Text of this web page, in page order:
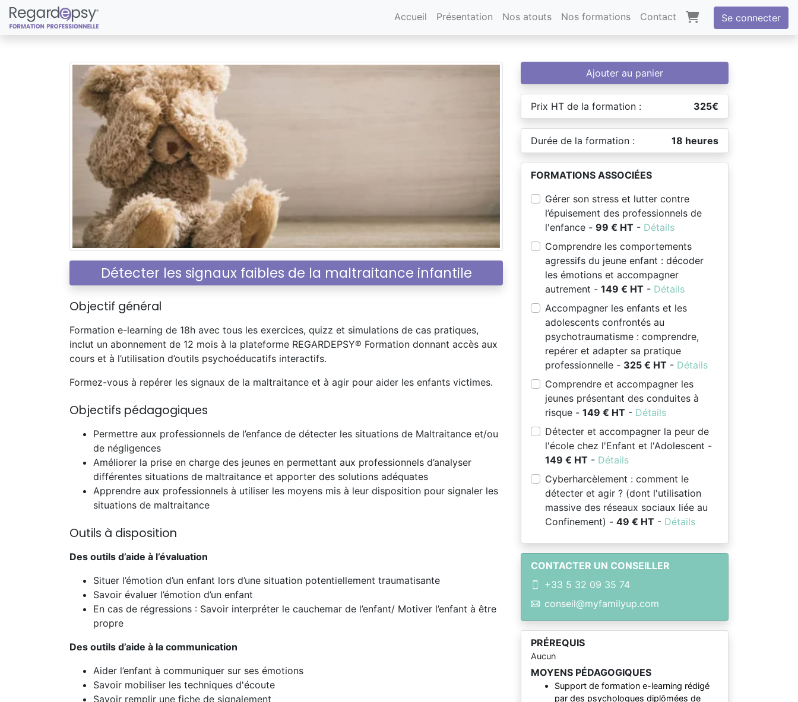
Accueil Présentation Nos atouts Nos formations Contact Se connecter
Détecter les signaux faibles de la maltraitance infantile
Objectif général
Formation e-learning de 18h avec tous les exercices, quizz et simulations de cas pratiques,
inclut un abonnement de 12 mois à la plateforme REGARDEPSY® Formation donnant accès aux
cours et à l’utilisation d’outils psychoéducatifs interactifs.
Formez-vous à repérer les signaux de la maltraitance et à agir pour aider les enfants victimes.
Objectifs pédagogiques
Permettre aux professionnels de l’enfance de détecter les situations de Maltraitance et/ou
de négligences
Améliorer la prise en charge des jeunes en permettant aux professionnels d’analyser
différentes situations de maltraitance et apporter des solutions adéquates
Apprendre aux professionnels à utiliser les moyens mis à leur disposition pour signaler les
situations de maltraitance
Outils à disposition
Des outils d’aide à l’évaluation
Situer l’émotion d’un enfant lors d’une situation potentiellement traumatisante
Savoir évaluer l’émotion d’un enfant
En cas de régressions : Savoir interpréter le cauchemar de l’enfant/ Motiver l’enfant à être
propre
Des outils d’aide à la communication
Aider l’enfant à communiquer sur ses émotions
Savoir mobiliser les techniques d'écoute
Savoir remplir une fiche de signalement
Ajouter au panier
Prix HT de la formation : 325€
Durée de la formation : 18 heures
FORMATIONS ASSOCIÉES
Gérer son stress et lutter contre
l’épuisement des professionnels de
l'enfance - 99 € HT - Détails
Comprendre les comportements
agressifs du jeune enfant : décoder
les émotions et accompagner
autrement - 149 € HT - Détails
Accompagner les enfants et les
adolescents confrontés au
psychotraumatisme : comprendre,
repérer et adapter sa pratique
professionnelle - 325 € HT - Détails
Comprendre et accompagner les
jeunes présentant des conduites à
risque - 149 € HT - Détails
Détecter et accompagner la peur de
l'école chez l'Enfant et l'Adolescent -
149 € HT - Détails
Cyberharcèlement : comment le
détecter et agir ? (dont l'utilisation
massive des réseaux sociaux liée au
Confinement) - 49 € HT - Détails
CONTACTER UN CONSEILLER
+33 5 32 09 35 74
conseil@myfamilyup.com
PRÉREQUIS
Aucun
MOYENS PÉDAGOGIQUES
Support de formation e-learning rédigé
par des psychologues diplômées de